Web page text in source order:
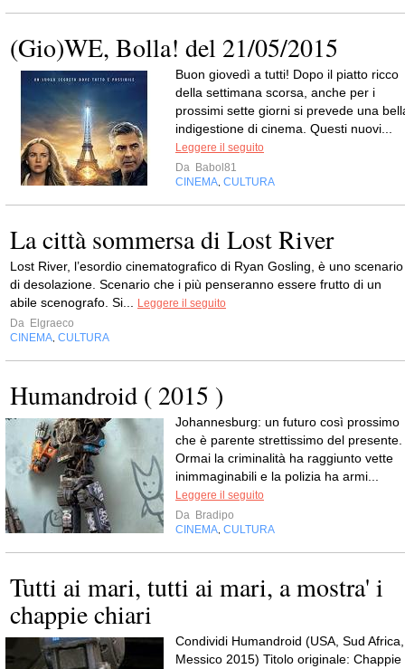
(Gio)WE, Bolla! del 21/05/2015
Buon giovedì a tutti! Dopo il piatto ricco
della settimana scorsa, anche per i
prossimi sette giorni si prevede una
indigestione di cinema. Questi nuovi...
Leggere il seguito
Da Babol81
CINEMA, CULTURA
La città sommersa di Lost River
Lost River, l’esordio cinematografico di Ryan Gosling, è uno scenario
di desolazione. Scenario che i più penseranno essere frutto di un
abile scenografo. Si... Leggere il seguito
Da Elgraeco
CINEMA, CULTURA
Humandroid ( 2015 )
Johannesburg: un futuro così prossimo
che è parente strettissimo del presente.
Ormai la criminalità ha raggiunto vette
inimmaginabili e la polizia ha armi...
Leggere il seguito
Da Bradipo
CINEMA, CULTURA
Tutti ai mari, tutti ai mari, a mostra' i
chappie chiari
Condividi Humandroid (USA, Sud Africa,
Messico 2015) Titolo originale: Chappie